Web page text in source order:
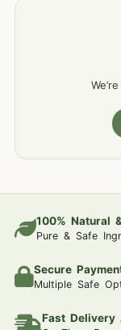
100% Natural
Pure & Safe
Secure
Multiple Safe
Fast Delivery